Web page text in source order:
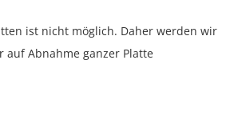
ist nicht möglich. Daher werden wir
auf Abnahme ganzer Platte